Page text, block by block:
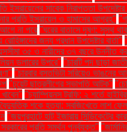
ইসরায়েলের সাবেক নিরাপত্তা
প্রতি ইসরায়েল ও হামাসের আগ্রহ"
না পরে "ঘরের বাতাসে দূষণ: সুস্থ
জন্য প্রধান উপদেষ্টার বার্তা"
৩৫ ও নারীদের ৩৭ বছরে উন্নীত
ডলারের উপরে" "চারটি পদ ছাড়া
"চারবার বসতভিটা সরিয়েও ভাঙনের
"চুয়েট ছাত্রলীগের সভাপতি আটক"
"চ্যাম্পিয়নস ট্রফি: ২ শর্তে
শকে হত্যা: সবজিখেতে লাশ
"জয়পুরহাটে হাট ইজারায় সিন্ডিকেটের
প্রতি সমর্থন পুনর্ব্যক্ত"